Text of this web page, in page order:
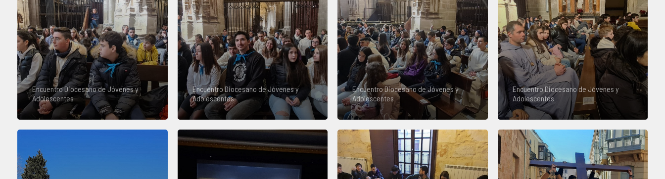
Encuentro Diocesano de Jóvenes y
Adolescentes
Encuentro Diocesano de Jóvenes y
Adolescentes
Encuentro Diocesano de Jóvenes y
Adolescentes
Encuentro Diocesano de Jóvenes y
Adolescentes